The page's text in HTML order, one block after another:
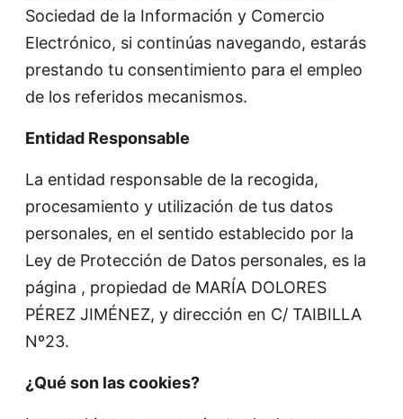
Sociedad de la Información y Comercio
Electrónico, si continúas navegando, estarás
prestando tu consentimiento para el empleo
de los referidos mecanismos.
Entidad Responsable
La entidad responsable de la recogida,
procesamiento y utilización de tus datos
personales, en el sentido establecido por la
Ley de Protección de Datos personales, es la
página , propiedad de MARÍA DOLORES
PÉREZ JIMÉNEZ, y dirección en C/ TAIBILLA
Nº23.
¿Qué son las cookies?